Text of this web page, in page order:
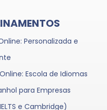
Personalizada e
Escola de Idiomas
para Empresas
e Cambridge)